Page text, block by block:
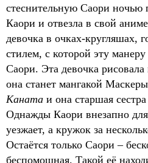
стеснительную Саори ночью
Каори и отвезла в свой
девочка в очках-кругляшах,
стилем, с которой эту
Саори. Эта девочка рисовала
она станет мангакой
Каната и она старшая
Однажды Каори внезапно
уезжает, а кружок за
Остаётся только Саори –
беспомощная. Такой её